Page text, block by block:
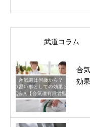
武道コラム
合
効